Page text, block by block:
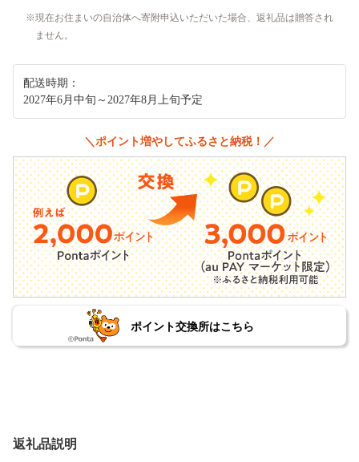
現在お住まいの自治体へ寄附申込いただいた場合、返礼品は贈答され
ません。
配送時期：
2027年6月中旬～2027年8月上旬予定
＼ポイント増やしてふるさと納税！／
ポイント交換所はこちら
返礼品説明